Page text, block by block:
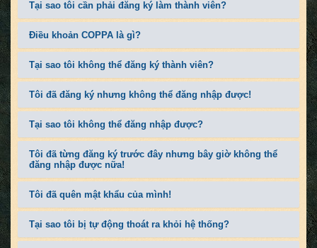
Tại sao tôi cần phải đăng ký làm thành viên?
Điều khoản COPPA là gì?
Tại sao tôi không thể đăng ký thành viên?
Tôi đã đăng ký nhưng không thể đăng nhập được!
Tại sao tôi không thể đăng nhập được?
Tôi đã từng đăng ký trước đây nhưng bây giờ không thể
đăng nhập được nữa!
Tôi đã quên mật khẩu của mình!
Tại sao tôi bị tự động thoát ra khỏi hệ thống?